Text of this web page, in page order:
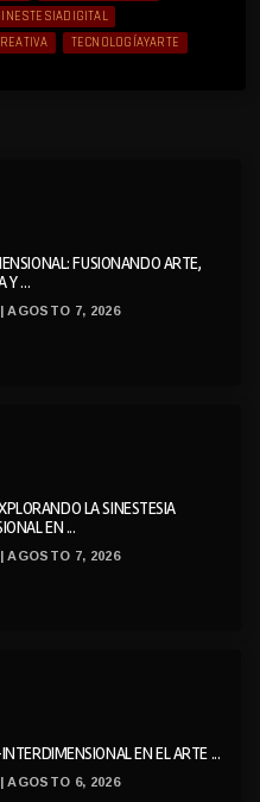
TECNOLOGÍAYARTE
FUSIONANDO ARTE,
Y ...
AGOSTO 7, 2026
LA SINESTESIA
EN ...
AGOSTO 7, 2026
EN EL ARTE ...
AGOSTO 6, 2026